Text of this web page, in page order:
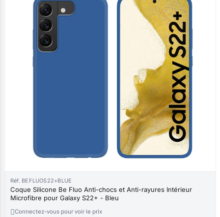
Réf. BEFLUOS22+BLUE
Coque Silicone Be Fluo Anti-chocs et Anti-rayures Intérieur
Microfibre pour Galaxy S22+ - Bleu
Connectez-vous pour voir le prix